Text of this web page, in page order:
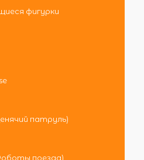
фигурки
патруль)
поезда)